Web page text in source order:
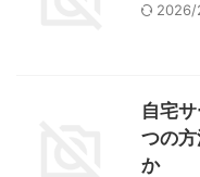
2026/
自宅
つの
か